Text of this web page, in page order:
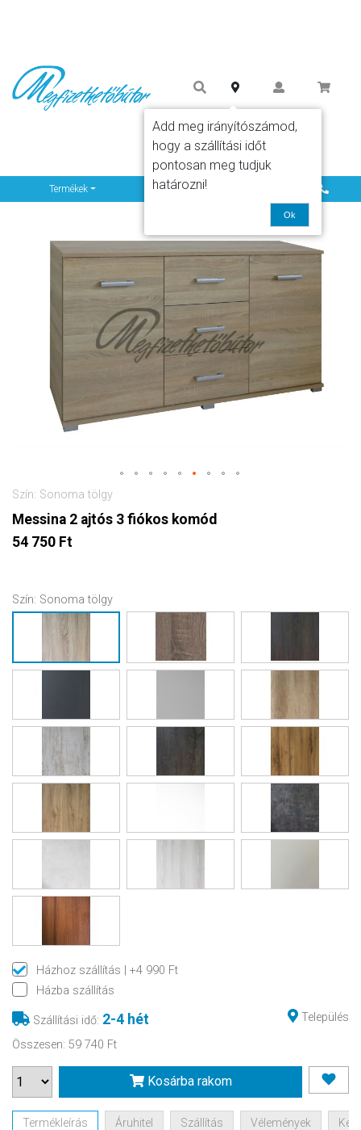
Termékek
Szín: Sonoma tölgy
Messina 2 ajtós 3 fiókos komód
54 750 Ft
Szín: Sonoma tölgy
Házhoz szállítás
| +4 990 Ft
Házba szállítás
Szállítási idő: 2-4 hét
Település
Összesen: 59 740 Ft
Kosárba rakom
Termékleírás Áruhitel Szállítás Vélemények
Add meg irányítószámod,
hogy a szállítási időt
pontosan meg tudjuk
határozni!
Ok